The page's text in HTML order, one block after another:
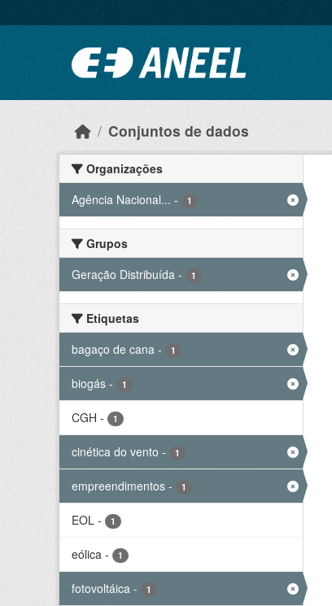
Conjuntos de dados
Organizações
Agência Nacional... - 1
Grupos
Geração Distribuída - 1
Etiquetas
bagaço de cana - 1
biogás - 1
CGH - 1
cinética do vento - 1
empreendimentos - 1
EOL - 1
eólica - 1
fotovoltáica - 1